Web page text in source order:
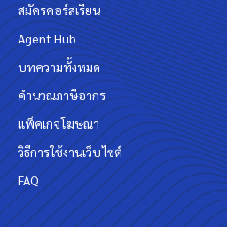
สมัครคอร์สเรียน
Agent Hub
บทความทั้งหมด
คำนวณภาษีอากร
แพ็คเกจโฆษณา
วิธีการใช้งานเว็บไซต์
FAQ